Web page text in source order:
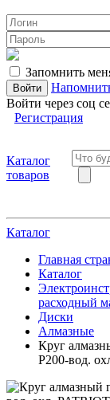
Запомнить
Войти через соц
Регистрация
Каталог
товаров
Каталог
Главная
Каталог
расходный
Диски
Алмазные
Круг
P200-вод.